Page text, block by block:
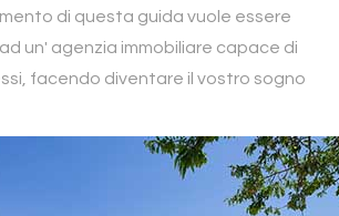
di questa guida vuole essere
un' agenzia immobiliare capace di
facendo diventare il vostro sogno